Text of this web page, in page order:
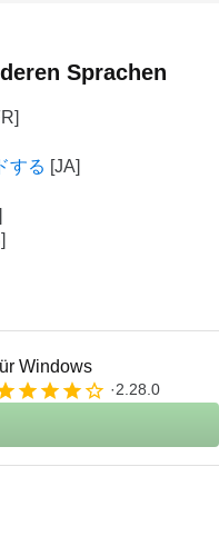
Sprachen
する
Windows
2.28.0